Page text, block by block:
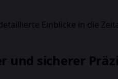
Einblicke in die
und sicherer